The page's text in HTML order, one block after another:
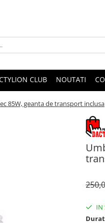
CLUB NOUTATI
85W, geanta de transport inclusa
IN